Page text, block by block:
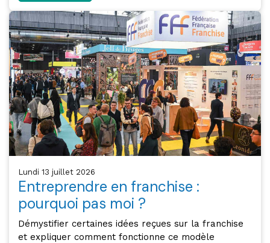
lundi 13 juillet 2026
Entreprendre en franchise :
pourquoi pas moi ?
Démystifier certaines idées reçues sur la franchise
et expliquer comment fonctionne ce modèle